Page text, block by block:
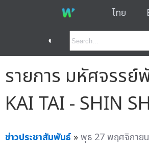
ไทย
◐
รายการ มหัศจรรย์
KAI TAI - SHIN
ข่าวประชาสัมพันธ์ »พุธ 27 พฤศจิกาย